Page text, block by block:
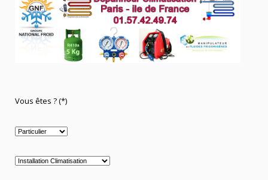
Vous êtes ? (*)